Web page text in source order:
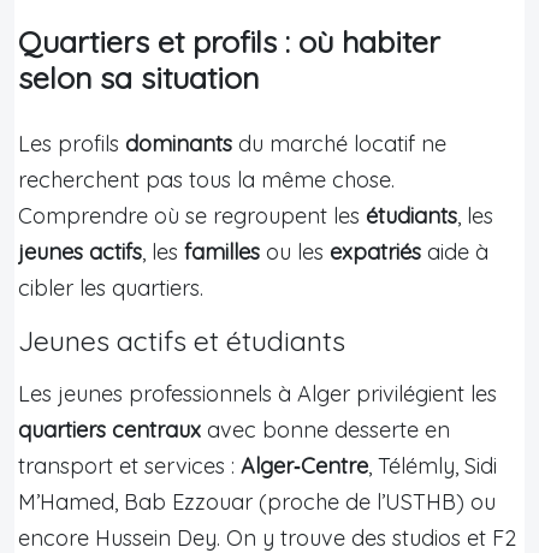
Quartiers et profils : où habiter
selon sa situation
Les profils dominants du marché locatif ne
recherchent pas tous la même chose.
Comprendre où se regroupent les étudiants, les
jeunes actifs, les familles ou les expatriés aide à
cibler les quartiers.
Jeunes actifs et étudiants
Les jeunes professionnels à Alger privilégient les
quartiers centraux avec bonne desserte en
transport et services : Alger‑Centre, Télémly, Sidi
M’Hamed, Bab Ezzouar (proche de l’USTHB) ou
encore Hussein Dey. On y trouve des studios et F2